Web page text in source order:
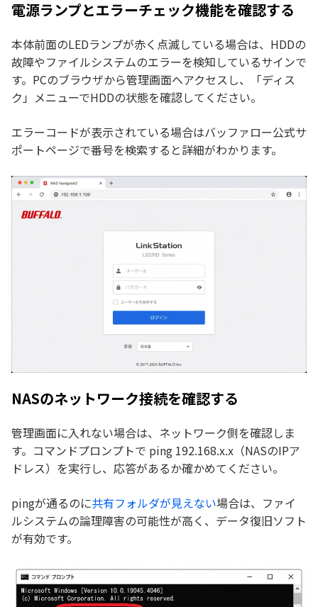
電源ランプとエラーチェック機能を確認する
本体前面のLEDランプが赤く点滅している場合は、HDDの
故障やファイルシステムのエラーを検知しているサインで
す。PCのブラウザから管理画面へアクセスし、「ディス
ク」メニューでHDDの状態を確認してください。
エラーコードが表示されている場合はバッファロー公式サ
ポートページで番号を検索すると詳細がわかります。
NASのネットワーク接続を確認する
管理画面に入れない場合は、ネットワーク側を確認しま
す。コマンドプロンプトで ping 192.168.x.x（NASのIPア
ドレス）を実行し、応答があるか確かめてください。
pingが通るのに共有フォルダが見えない場合は、ファイ
ルシステムの論理障害の可能性が高く、データ復旧ソフト
が有効です。